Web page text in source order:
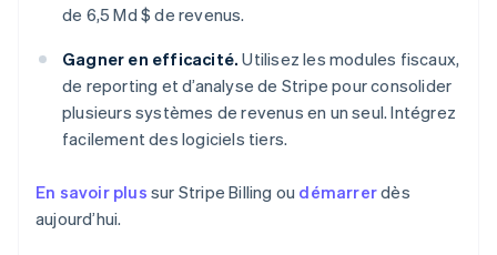
de 6,5 Md $ de revenus.
Gagner en efficacité. Utilisez les modules fiscaux,
de reporting et d’analyse de Stripe pour consolider
plusieurs systèmes de revenus en un seul. Intégrez
facilement des logiciels tiers.
En savoir plus sur Stripe Billing ou démarrerdès
aujourd’hui.